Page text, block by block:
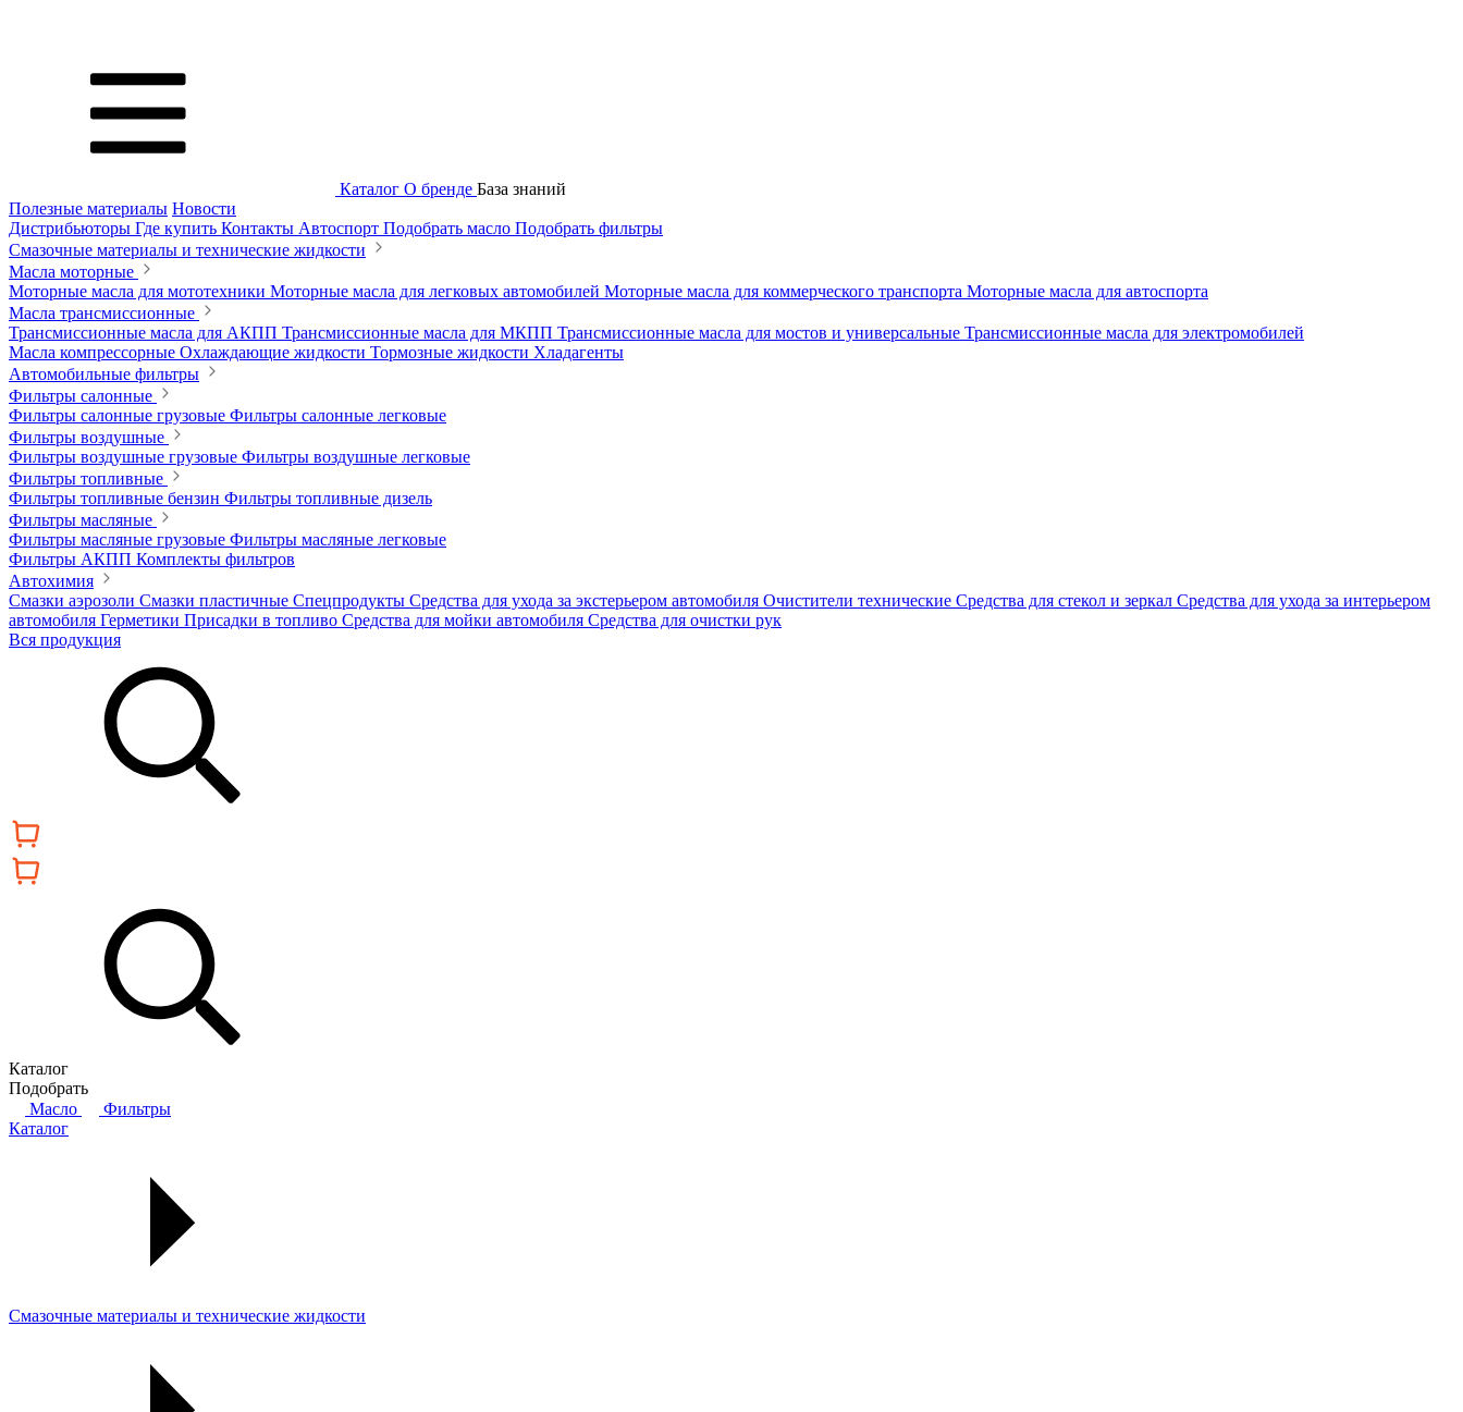
Каталог О бренде База знаний
Полезные материалы Новости
Дистрибьюторы Где купить Контакты Автоспорт Подобрать масло Подобрать фильтры
Смазочные материалы и технические жидкости
Масла моторные
Моторные масла для мототехники Моторные масла для легковых автомобилей Моторные масла для коммерческого транспорта Моторные масла для автоспорта
Масла трансмиссионные
Трансмиссионные масла для АКПП Трансмиссионные масла для МКПП Трансмиссионные масла для мостов и универсальные Трансмиссионные масла для электромобилей
Масла компрессорные Охлаждающие жидкости Тормозные жидкости Хладагенты
Автомобильные фильтры
Фильтры салонные
Фильтры салонные грузовые Фильтры салонные легковые
Фильтры воздушные
Фильтры воздушные грузовые Фильтры воздушные легковые
Фильтры топливные
Фильтры топливные бензин Фильтры топливные дизель
Фильтры масляные
Фильтры масляные грузовые Фильтры масляные легковые
Фильтры АКПП Комплекты фильтров
Автохимия
Смазки аэрозоли Смазки пластичные Спецпродукты Средства для ухода за экстерьером автомобиля Очистители технические Средства для стекол и зеркал Средства для ухода за интерьером
автомобиля Герметики Присадки в топливо Средства для мойки автомобиля Средства для очистки рук
Вся продукция
Каталог
Подобрать
Масло
Фильтры
Каталог
Смазочные материалы и технические жидкости